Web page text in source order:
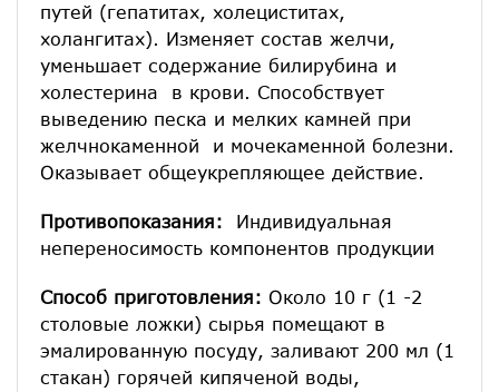
путей (гепатитах, холециститах,
холангитах). Изменяет состав желчи,
уменьшает содержание билирубина и
холестерина в крови. Способствует
выведению песка и мелких камней при
желчнокаменной и мочекаменной болезни.
Оказывает общеукрепляющее действие.
Противопоказания: Индивидуальная
непереносимость компонентов продукции
Способ приготовления: Около 10 г (1 -2
столовые ложки) сырья помещают в
эмалированную посуду, заливают 200 мл (1
стакан) горячей кипяченой воды,